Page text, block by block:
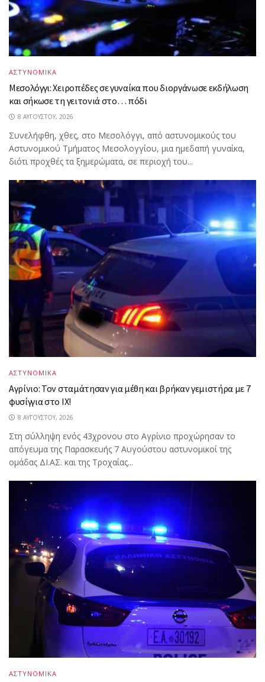
ΑΣΤΥΝΟΜΙΚΑ
Μεσολόγγι: Χειροπέδες σε γυναίκα που διοργάνωσε εκδήλωση
και σήκωσε τη γειτονιά στο… πόδι
8 ΑΥΓΟΎΣΤΟΥ, 2026
Συνελήφθη, χθες, στο Μεσολόγγι, από αστυνομικούς του
Αστυνομικού Τμήματος Μεσολογγίου, μια ημεδαπή γυναίκα,
διότι προχθές τα ξημερώματα, σε περιοχή του...
ΑΣΤΥΝΟΜΙΚΑ
Αγρίνιο: Τον σταμάτησαν για μέθη και βρήκαν γεμιστήρα με 7
φυσίγγια στο ΙΧ!
8 ΑΥΓΟΎΣΤΟΥ, 2026
Στη σύλληψη ενός 43χρονου στο Αγρίνιο προχώρησαν το
απόγευμα της Παρασκευής 7 Αυγούστου αστυνομικοί της
ομάδας ΔΙ.ΑΣ. και της Τροχαίας...
ΑΣΤΥΝΟΜΙΚΑ